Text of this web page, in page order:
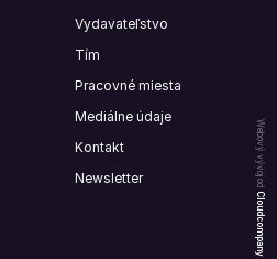
Webový vývoj od
Cloudcompany
Vydavateľstvo
Tím
Pracovné miesta
Mediálne údaje
Kontakt
Newsletter